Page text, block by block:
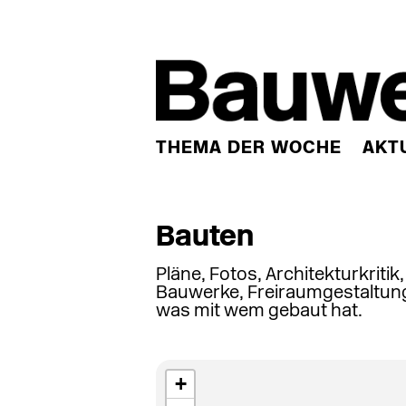
THEMA DER WOCHE
Bauten
Pläne, Fotos,
Bauwerke,
was mit wem gebaut hat.
+